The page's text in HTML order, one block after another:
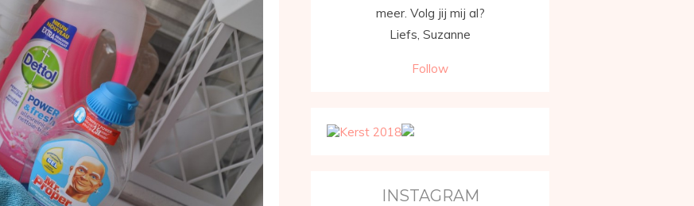
meer. Volg jij mij al?
Liefs, Suzanne
Follow
INSTAGRAM